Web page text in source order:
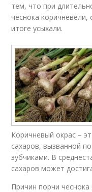
тем, что при
чеснока
итоге усыхали.
Коричневый окрас –
сахаров, вызванной
зубчиками. В
сахаров может
Причин порчи